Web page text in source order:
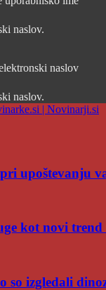
naslov.
naslov
naslov.
| Novinarji.si
upoštevanju
kot novi trend
so izgledali